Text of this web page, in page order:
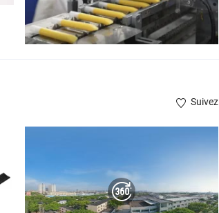
Suivez